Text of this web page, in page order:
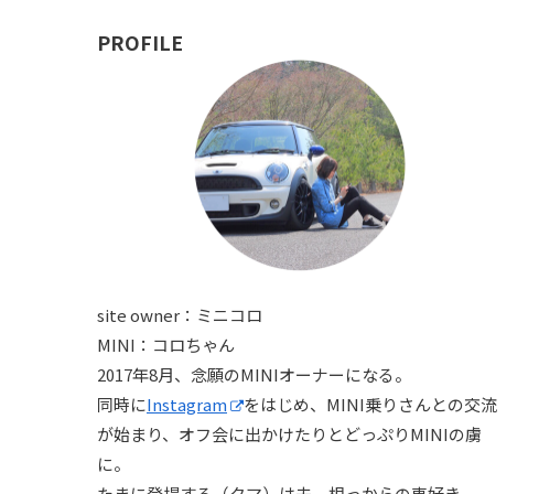
PROFILE
site owner：ミニコロ
MINI：コロちゃん
2017年8月、念願のMINIオーナーになる。
同時にInstagram
をはじめ、MINI乗りさんとの交流
が始まり、オフ会に出かけたりとどっぷりMINIの虜
に。